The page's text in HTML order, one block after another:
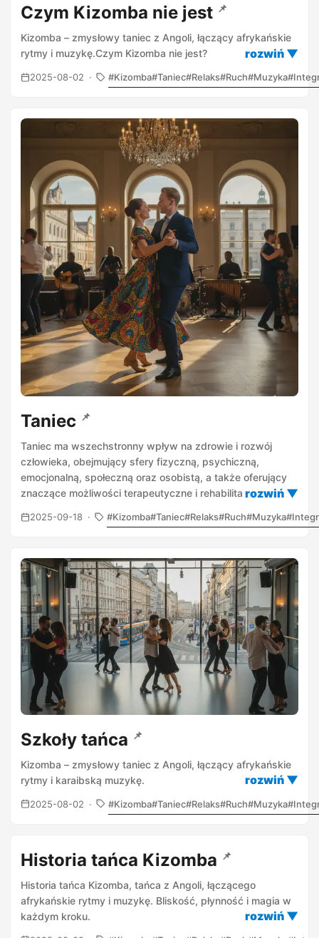
Czym Kizomba nie jest 📌
Kizomba – zmysłowy taniec z Angoli, łączący afrykańskie
rytmy i muzykę.Czym Kizomba nie jest?
2025-08-02 Kizomba Taniec Relaks Ruch Muzyka
Taniec 📌
Taniec ma wszechstronny wpływ na zdrowie i rozwój
człowieka, obejmujący sfery fizyczną, psychiczną,
emocjonalną, społeczną oraz osobistą, a także oferujący
znaczące możliwości terapeutyczne i rehabilitacyjne.
2025-09-18 Kizomba Taniec Relaks Ruch Muzyka
Szkoły tańca 📌
Kizomba – zmysłowy taniec z Angoli, łączący afrykańskie
rytmy i karaibską muzykę.
2025-08-02 Kizomba Taniec Relaks Ruch Muzyka
Historia tańca Kizomba 📌
Historia tańca Kizomba, tańca z Angoli, łączącego
afrykańskie rytmy i muzykę. Bliskość, płynność i magia w
każdym kroku.